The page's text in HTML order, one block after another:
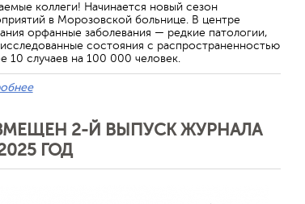
коллеги! Начинается новый сезон
в Морозовской больнице. В центре
орфанные заболевания — редкие патологии,
состояния с распространенностью
10 случаев на 100 000 человек.
2-Й ВЫПУСК ЖУРНАЛА
ГОД